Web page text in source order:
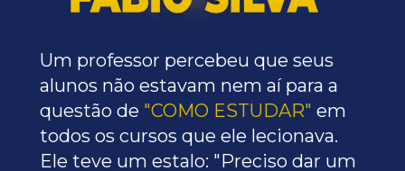
Um professor percebeu que seus
alunos não estavam nem aí para a
questão de "COMO ESTUDAR" em
todos os cursos que ele lecionava.
Ele teve um estalo: "Preciso dar um